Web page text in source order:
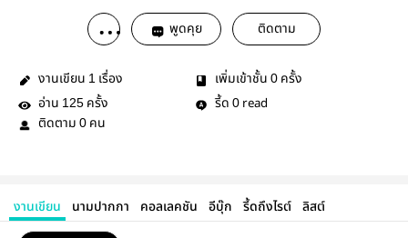
พูดคุย ติดตาม
งานเขียน 1 เรื่อง เพิ่มเข้าชั้น 0 ครั้ง
อ่าน 125 ครั้ง รี้ด 0 read
ติดตาม 0 คน
งานเขียน นามปากกา คอลเลคชัน อีบุ๊ก รี้ดถึงไรต์ ลิสต์